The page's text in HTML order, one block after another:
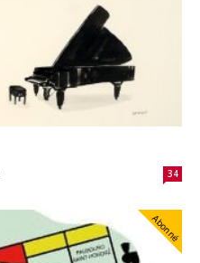
34
Abonné